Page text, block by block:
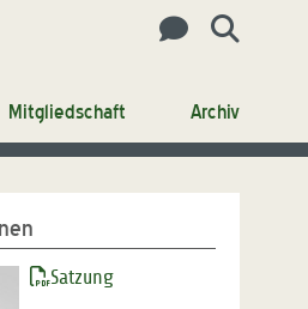
Mitgliedschaft Archiv
Satzung